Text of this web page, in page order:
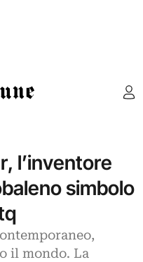
l’inventore
simbolo
il mondo. La